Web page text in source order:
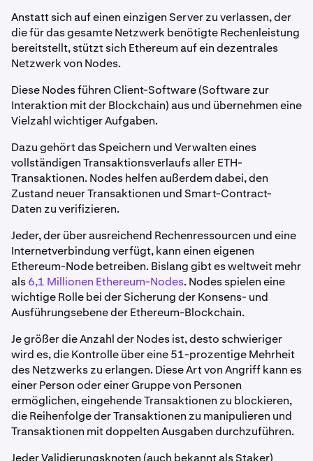
Anstatt sich auf einen einzigen Server zu verlassen, der
die für das gesamte Netzwerk benötigte Rechenleistung
bereitstellt, stützt sich Ethereum auf ein dezentrales
Netzwerk von Nodes.
Diese Nodes führen Client-Software (Software zur
Interaktion mit der Blockchain) aus und übernehmen eine
Vielzahl wichtiger Aufgaben.
Dazu gehört das Speichern und Verwalten eines
vollständigen Transaktionsverlaufs aller ETH-
Transaktionen. Nodes helfen außerdem dabei, den
Zustand neuer Transaktionen und Smart-Contract-
Daten zu verifizieren.
Jeder, der über ausreichend Rechenressourcen und eine
Internetverbindung verfügt, kann einen eigenen
Ethereum-Node betreiben. Bislang gibt es weltweit mehr
als6,1 Millionen Ethereum-Nodes. Nodes spielen eine
wichtige Rolle bei der Sicherung der Konsens- und
Ausführungsebene der Ethereum-Blockchain.
Je größer die Anzahl der Nodes ist, desto schwieriger
wird es, die Kontrolle über eine 51-prozentige Mehrheit
des Netzwerks zu erlangen. Diese Art von Angriff kann es
einer Person oder einer Gruppe von Personen
ermöglichen, eingehende Transaktionen zu blockieren,
die Reihenfolge der Transaktionen zu manipulieren und
Transaktionen mit doppelten Ausgaben durchzuführen.
Jeder Validierungsknoten (auch bekannt als Staker)